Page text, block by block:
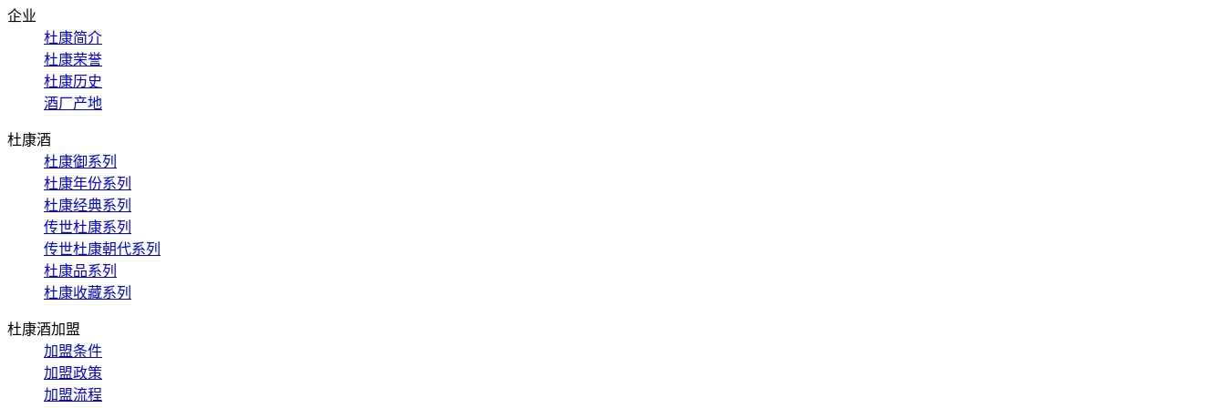
企业
杜康简介
杜康荣誉
杜康历史
酒厂产地
杜康酒
杜康御系列
杜康年份系列
杜康经典系列
传世杜康系列
传世杜康朝代系列
杜康品系列
杜康收藏系列
杜康酒加盟
加盟条件
加盟政策
加盟流程